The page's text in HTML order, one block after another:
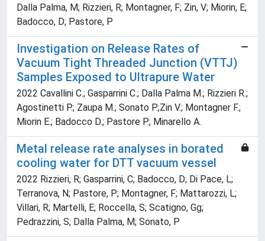
Dalla Palma, M; Rizzieri, R; Montagner, F; Zin, V; Miorin, E;
Badocco, D; Pastore, P
Investigation on Release Rates of
Vacuum Tight Threaded Junction (VTTJ)
Samples Exposed to Ultrapure Water
2022 Cavallini C.; Gasparrini C.; Dalla Palma M.; Rizzieri R.;
Agostinetti P.; Zaupa M.; Sonato P.;Zin V.; Montagner F.;
Miorin E.; Badocco D.; Pastore P.; Minarello A.
Metal release rate analyses in borated
cooling water for DTT vacuum vessel
2022 Rizzieri, R; Gasparrini, C; Badocco, D; Di Pace, L;
Terranova, N; Pastore, P; Montagner, F; Mattarozzi, L;
Villari, R; Martelli, E; Roccella, S; Scatigno, Gg;
Pedrazzini, S; Dalla Palma, M; Sonato, P